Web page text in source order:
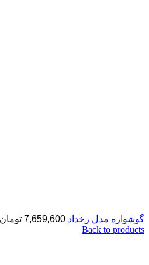
گوشواره مدل رخداد 7,659,600 تومان
Back to products